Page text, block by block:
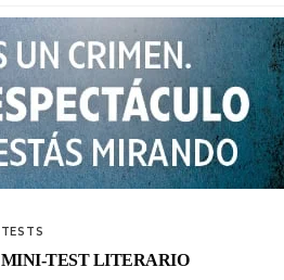
TESTS
MINI-TEST LITERARIO